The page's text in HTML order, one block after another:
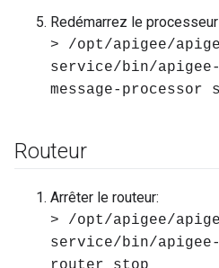
Redémarrez le
> /opt/apigee/
service/bin/
message-processor
Routeur
Arrêter le routeur:
> /opt/apigee/
service/bin/